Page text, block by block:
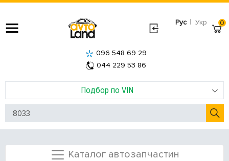
Рус | Укр
Подбор по VIN
096 548 69 29
044 229 53 86
0
Каталог автозапчастин